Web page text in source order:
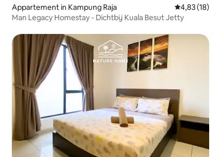
Appartement in Kampung Raja Gemiddelde
4,83 (18)
Man Legacy Homestay - Dichtbij Kuala Besut Jetty